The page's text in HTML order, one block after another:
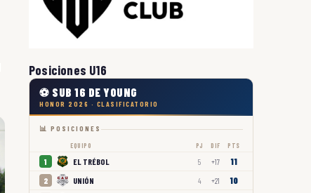
Posiciones U16
⚽ SUB 16 DE YOUNG
HONOR 2026 · CLASIFICATORIO
📊 POSICIONES
EQUIPO PJ DIF PTS
1 EL TRÉBOL 5 +17 11
2 UNIÓN 4 +21 10